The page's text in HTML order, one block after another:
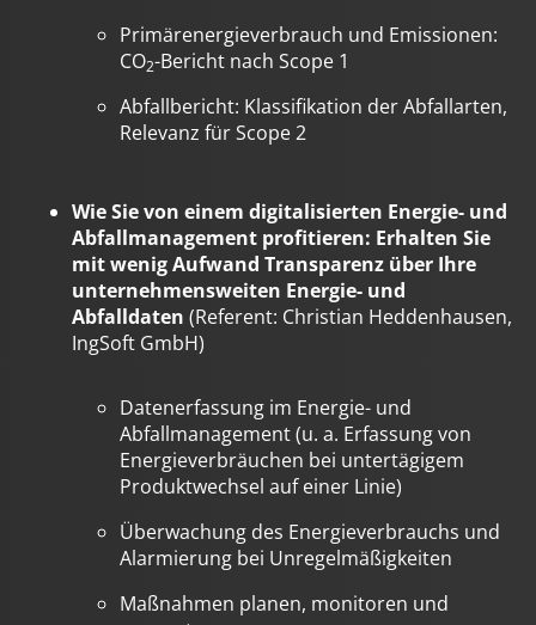
Primärenergieverbrauch und Emissionen:
CO2-Bericht nach Scope 1
Abfallbericht: Klassifikation der Abfallarten,
Relevanz für Scope 2
Wie Sie von einem digitalisierten Energie- und
Abfallmanagement profitieren: Erhalten Sie
mit wenig Aufwand Transparenz über Ihre
unternehmensweiten Energie- und
Abfalldaten (Referent: Christian Heddenhausen,
IngSoft GmbH)
Datenerfassung im Energie- und
Abfallmanagement (u. a. Erfassung von
Energieverbräuchen bei untertägigem
Produktwechsel auf einer Linie)
Überwachung des Energieverbrauchs und
Alarmierung bei Unregelmäßigkeiten
Maßnahmen planen, monitoren und